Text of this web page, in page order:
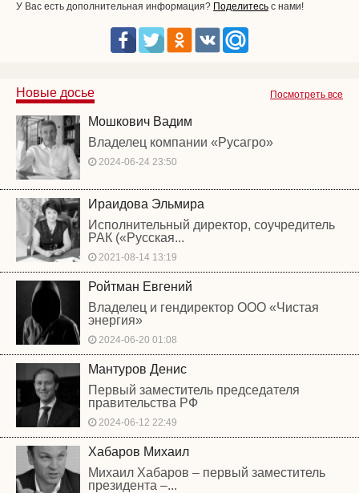
У Вас есть дополнительная информация? Поделитесь с нами!
Посмотреть все
Новые досье
Мошкович Вадим
Владелец компании «Русагро»
2024-06-24 23:50
Ираидова Эльмира
Исполнительный директор, соучредитель
РАК («Русская...
2021-08-14 13:19
Ройтман Евгений
Владелец и гендиректор ООО «Чистая
энергия»
2024-06-20 01:08
Мантуров Денис
Первый заместитель председателя
правительства РФ
2024-06-12 22:49
Хабаров Михаил
Михаил Хабаров – первый заместитель
президента –...